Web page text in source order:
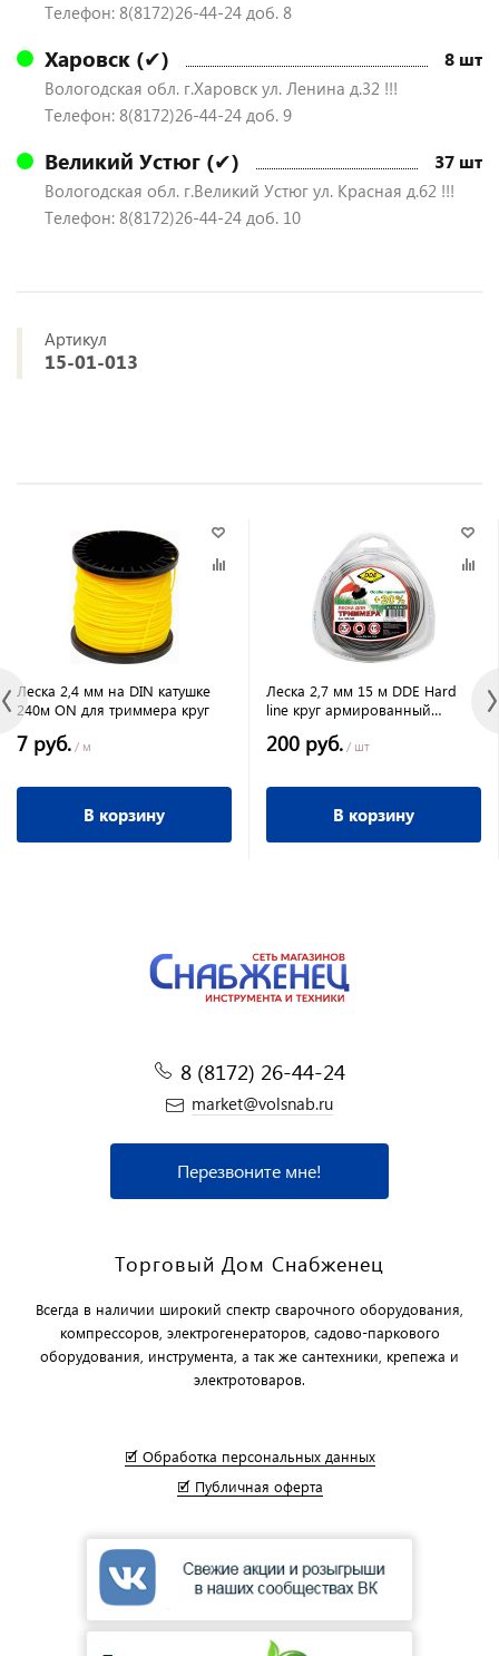
Телефон: 8(8172)26-44-24 доб. 8
Харовск (✔) 8 шт
Вологодская обл. г.Харовск ул. Ленина д.32 !!!
Телефон: 8(8172)26-44-24 доб. 9
Великий Устюг (✔) 37 шт
Вологодская обл. г.Великий Устюг ул. Красная д.62 !!!
Телефон: 8(8172)26-44-24 доб. 10
Артикул
15-01-013
Леска 2,4 мм на DIN катушке
240м ON для триммера круг
7 руб. / м
В корзину
Леска 2,7 мм 15 м DDE Hard
line круг армированный
200 руб. / шт
В корзину
8 (8172) 26-44-24
market@volsnab.ru
Перезвоните мне!
Торговый Дом Снабженец
Всегда в наличии широкий спектр сварочного оборудования,
компрессоров, электрогенераторов, садово-паркового
оборудования, инструмента, а так же сантехники, крепежа и
электротоваров.
🗹 Обработка персональных данных
🗹 Публичная оферта